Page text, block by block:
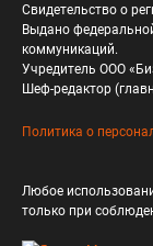
Свидетельство о
Выдано
коммуникаций.
Учредитель ООО
Шеф-редактор
Политика о
Любое
только при